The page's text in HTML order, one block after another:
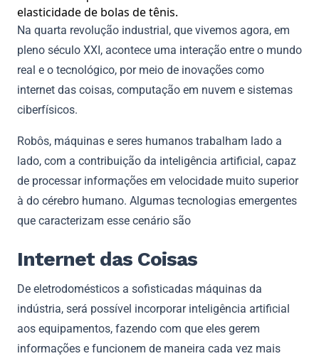
elasticidade de bolas de tênis.
Na quarta revolução industrial, que vivemos agora, em
pleno século XXI, acontece uma interação entre o mundo
real e o tecnológico, por meio de inovações como
internet das coisas, computação em nuvem e sistemas
ciberfísicos.
Robôs, máquinas e seres humanos trabalham lado a
lado, com a contribuição da inteligência artificial, capaz
de processar informações em velocidade muito superior
à do cérebro humano. Algumas tecnologias emergentes
que caracterizam esse cenário são
Internet das Coisas
De eletrodomésticos a sofisticadas máquinas da
indústria, será possível incorporar inteligência artificial
aos equipamentos, fazendo com que eles gerem
informações e funcionem de maneira cada vez mais